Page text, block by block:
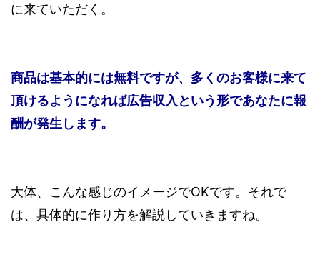
に来ていただく。
商品は基本的には無料ですが、多くのお客様に来て
頂けるようになれば広告収入という形であなたに報
酬が発生します。
大体、こんな感じのイメージでOKです。それで
は、具体的に作り方を解説していきますね。